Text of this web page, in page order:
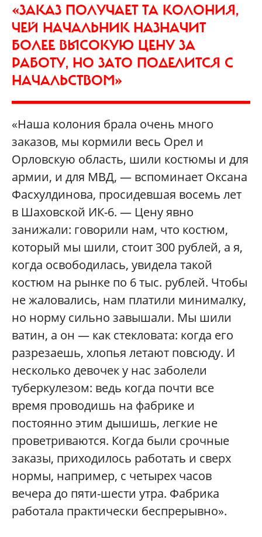
«ЗАКАЗ ПОЛУЧАЕТ ТА КОЛОНИЯ,
ЧЕЙ НАЧАЛЬНИК НАЗНАЧИТ
БОЛЕЕ ВЫСОКУЮ ЦЕНУ ЗА
РАБОТУ, НО ЗАТО ПОДЕЛИТСЯ С
НАЧАЛЬСТВОМ»
«Наша колония брала очень много
заказов, мы кормили весь Орел и
Орловскую область, шили костюмы и для
армии, и для МВД, — вспоминает Оксана
Фасхулдинова, просидевшая восемь лет
в Шаховской ИК-6. — Цену явно
занижали: говорили нам, что костюм,
который мы шили, стоит 300 рублей, а я,
когда освободилась, увидела такой
костюм на рынке по 6 тыс. рублей. Чтобы
не жаловались, нам платили минималку,
но норму сильно завышали. Мы шили
ватин, а он — как стекловата: когда его
разрезаешь, хлопья летают повсюду. И
несколько девочек у нас заболели
туберкулезом: ведь когда почти все
время проводишь на фабрике и
постоянно этим дышишь, легкие не
проветриваются. Когда были срочные
заказы, приходилось работать и сверх
нормы, например, с четырех часов
вечера до пяти-шести утра. Фабрика
работала практически беспрерывно».